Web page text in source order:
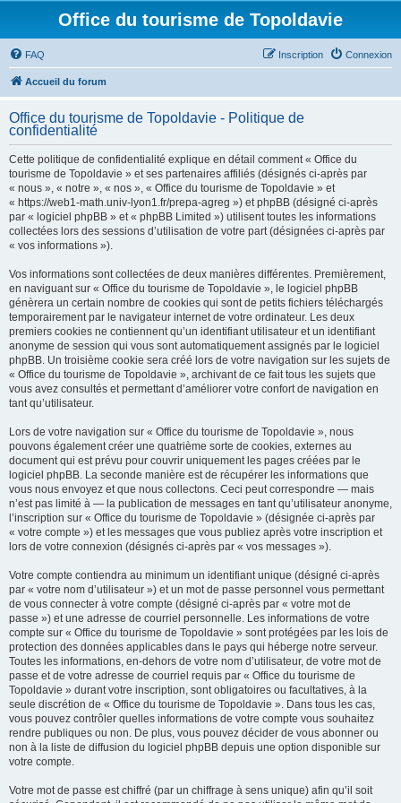
Office du tourisme de Topoldavie
FAQ Connexion
Inscription
Accueil du forum
Office du tourisme de Topoldavie - Politique de
confidentialité
Cette politique de confidentialité explique en détail comment « Office du
tourisme de Topoldavie » et ses partenaires affiliés (désignés ci-après par
« nous », « notre », « nos », « Office du tourisme de Topoldavie » et
« https://web1-math.univ-lyon1.fr/prepa-agreg ») et phpBB (désigné ci-après
par « logiciel phpBB » et « phpBB Limited ») utilisent toutes les informations
collectées lors des sessions d’utilisation de votre part (désignées ci-après par
« vos informations »).
Vos informations sont collectées de deux manières différentes. Premièrement,
en naviguant sur « Office du tourisme de Topoldavie », le logiciel phpBB
génèrera un certain nombre de cookies qui sont de petits fichiers téléchargés
temporairement par le navigateur internet de votre ordinateur. Les deux
premiers cookies ne contiennent qu’un identifiant utilisateur et un identifiant
anonyme de session qui vous sont automatiquement assignés par le logiciel
phpBB. Un troisième cookie sera créé lors de votre navigation sur les sujets de
« Office du tourisme de Topoldavie », archivant de ce fait tous les sujets que
vous avez consultés et permettant d’améliorer votre confort de navigation en
tant qu’utilisateur.
Lors de votre navigation sur « Office du tourisme de Topoldavie », nous
pouvons également créer une quatrième sorte de cookies, externes au
document qui est prévu pour couvrir uniquement les pages créées par le
logiciel phpBB. La seconde manière est de récupérer les informations que
vous nous envoyez et que nous collectons. Ceci peut correspondre — mais
n’est pas limité à — la publication de messages en tant qu’utilisateur anonyme,
l’inscription sur « Office du tourisme de Topoldavie » (désignée ci-après par
« votre compte ») et les messages que vous publiez après votre inscription et
lors de votre connexion (désignés ci-après par « vos messages »).
Votre compte contiendra au minimum un identifiant unique (désigné ci-après
par « votre nom d’utilisateur ») et un mot de passe personnel vous permettant
de vous connecter à votre compte (désigné ci-après par « votre mot de
passe ») et une adresse de courriel personnelle. Les informations de votre
compte sur « Office du tourisme de Topoldavie » sont protégées par les lois de
protection des données applicables dans le pays qui héberge notre serveur.
Toutes les informations, en-dehors de votre nom d’utilisateur, de votre mot de
passe et de votre adresse de courriel requis par « Office du tourisme de
Topoldavie » durant votre inscription, sont obligatoires ou facultatives, à la
seule discrétion de « Office du tourisme de Topoldavie ». Dans tous les cas,
vous pouvez contrôler quelles informations de votre compte vous souhaitez
rendre publiques ou non. De plus, vous pouvez décider de vous abonner ou
non à la liste de diffusion du logiciel phpBB depuis une option disponible sur
votre compte.
Votre mot de passe est chiffré (par un chiffrage à sens unique) afin qu’il soit